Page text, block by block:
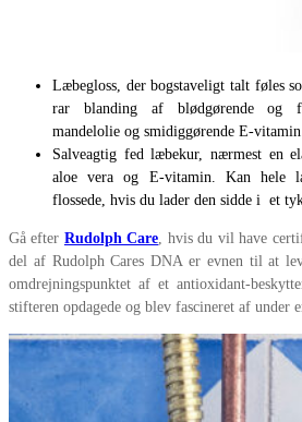
Læbegloss, der bogstaveligt talt føles
rar blanding af blødgørende og
mandelolie og smidiggørende E-
Salveagtig fed læbekur, nærmest en
aloe vera og E-vitamin. Kan hele
flossede, hvis du lader den sidde i et
Gå efter Rudolph Care, hvis du vil have
del af Rudolph Cares DNA er evnen til at
omdrejningspunktet af et antioxidant-
stifteren opdagede og blev fascineret af under